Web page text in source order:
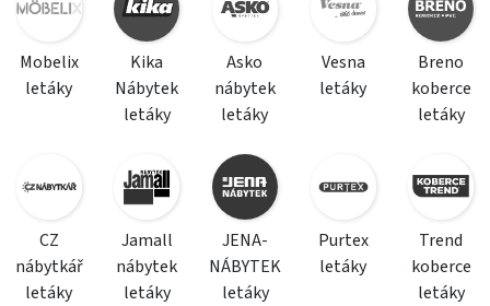
Mobelix
letáky
Kika
Nábytek
letáky
Asko
nábytek
letáky
Vesna
letáky
Breno
koberce
letáky
CZ
nábytkář
letáky
Jamall
nábytek
letáky
JENA-
NÁBYTEK
letáky
Purtex
letáky
Trend
koberce
letáky